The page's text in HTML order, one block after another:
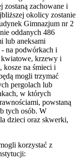
zostaną zachowane i
okolicy zostanie
Gimnazjum nr 2
oddanych 486
lub aneksami
na podwórkach i
kwiatowe, krzewy i
na śmieci i
mogli trzymać
pergolach lub
w których
powstaną
tych osób. W
dzieci oraz skwerki,
korzystać z